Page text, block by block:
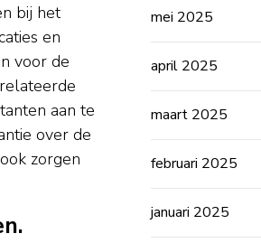
bij het
en
voor de
aan te
over de
zorgen
mei 2025
april 2025
maart 2025
februari 2025
januari 2025